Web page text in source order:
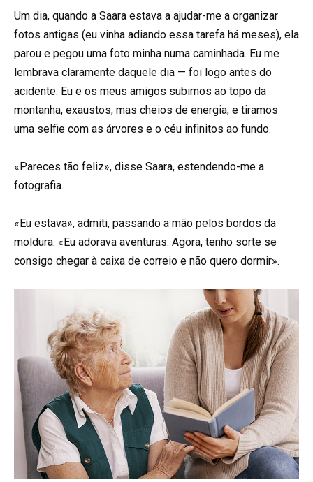
Um dia, quando a Saara estava a ajudar-me a organizar
fotos antigas (eu vinha adiando essa tarefa há meses), ela
parou e pegou uma foto minha numa caminhada. Eu me
lembrava claramente daquele dia — foi logo antes do
acidente. Eu e os meus amigos subimos ao topo da
montanha, exaustos, mas cheios de energia, e tiramos
uma selfie com as árvores e o céu infinitos ao fundo.
«Pareces tão feliz», disse Saara, estendendo-me a
fotografia.
«Eu estava», admiti, passando a mão pelos bordos da
moldura. «Eu adorava aventuras. Agora, tenho sorte se
consigo chegar à caixa de correio e não quero dormir».